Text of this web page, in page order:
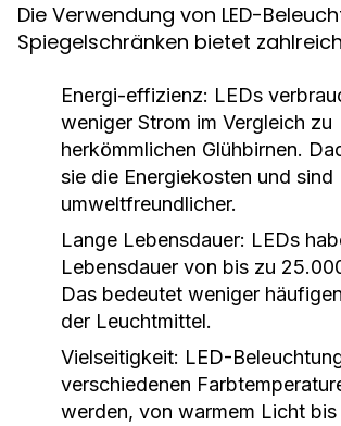
Die Verwendung von LED-
Spiegelschränken bietet
Energi-effizienz: LEDs
weniger Strom im Vergleich zu
herkömmlichen Glühbirnen.
sie die Energiekosten und sind
umweltfreundlicher.
Lange Lebensdauer: LEDs
Lebensdauer von bis zu
Das bedeutet weniger
der Leuchtmittel.
Vielseitigkeit: LED-
verschiedenen
werden, von warmem Licht bis